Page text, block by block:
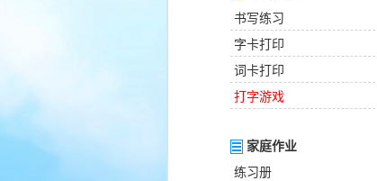
书写练习
字卡打印
词卡打印
打字游戏
家庭作业
练习册